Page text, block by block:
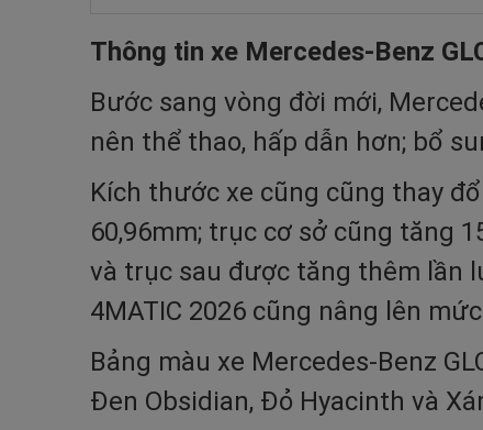
Thông tin xe Mercedes-Benz
Bước sang vòng đời mới,
nên thể thao, hấp dẫn hơn; bổ
Kích thước xe cũng cũng thay
60,96mm; trục cơ sở cũng tăng
và trục sau được tăng thêm lần
4MATIC 2026 cũng nâng lên
Bảng màu xe Mercedes-Benz
Đen Obsidian, Đỏ Hyacinth và